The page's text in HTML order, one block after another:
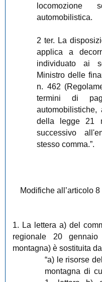
locomozione
automobilistica.
2 ter. La
applica a
individuato ai
Ministro delle
n. 462
termini di
della legge 21
successivo
stesso comma.”.
Modifiche all’articolo
1. La lettera a) del
regionale 20
montagna) è sostituita
“a) le risorse
montagna di